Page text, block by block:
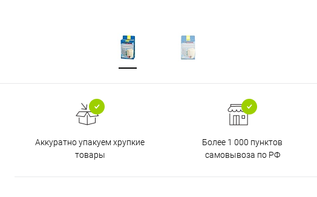
Аккуратно упакуем хрупкие
товары
Более 1 000 пунктов
самовывоза по РФ